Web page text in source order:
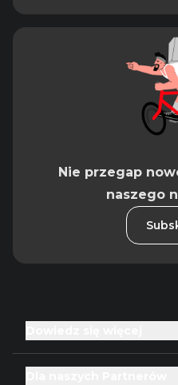
Nie przegap
naszego